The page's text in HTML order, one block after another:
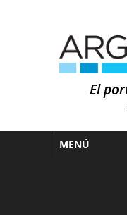
El
MENÚ